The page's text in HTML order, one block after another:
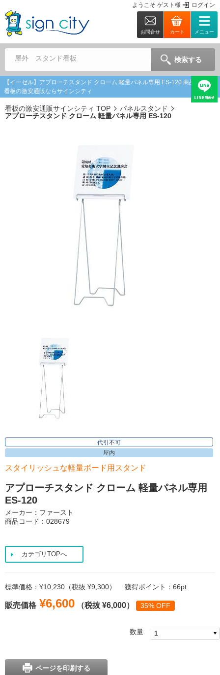
ようこそ ゲスト 様 ログイン
お問合せ カート メニュー
屋外 スタンド看板 検索する
【イーゼル】アプローチスタンド クローム 軽量パネル専用 ES-120 商品詳細 |
看板の激安通販ならサインシティ
看板の激安通販サインシティ TOP
パネルスタンド
アプローチスタンド クローム 軽量パネル専用 ES-120
代引不可
屋内
スタイリッシュな軽量ボード用スタンド
アプローチスタンド クローム 軽量パネル専用
ES-120
メーカー：ファースト
商品コード：028679
カテゴリTOPへ
標準価格：¥10,230（税抜 ¥9,300） 獲得ポイント：66pt
販売価格 ¥6,600 （税抜 ¥6,000） 35% OFF
数量
ページを印刷する